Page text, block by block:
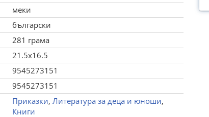
меки
български
281 грама
21.5x16.5
9545273151
9545273151
Приказки, Литература за деца и юноши,
Книги